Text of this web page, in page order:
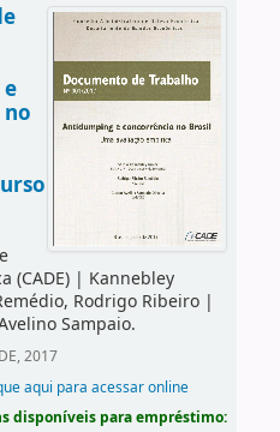
(CADE)| Kannebley
Rodrigo Ribeiro|
Sampaio.
2017
aqui para acessar online
disponíveis para empréstimo: